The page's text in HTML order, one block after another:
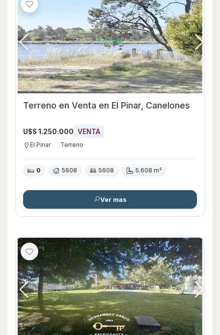
Terreno en Venta en El Pinar, Canelones
U$S 1.250.000 VENTA
El Pinar Terreno
0 5608 5608 5.608 m²
Ver mas